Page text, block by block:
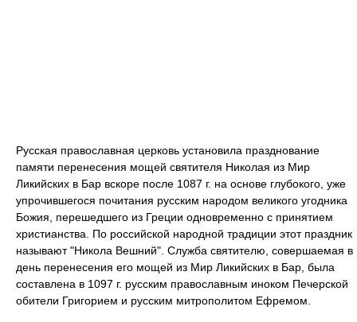
Русская православная церковь установила празднование
памяти перенесения мощей святителя Николая из Мир
Ликийских в Бар вскоре после 1087 г. на основе глубокого, уже
упрочившегося почитания русским народом великого угодника
Божия, перешедшего из Греции одновременно с принятием
христианства. По российской народной традиции этот праздник
называют "Никола Вешний". Служба святителю, совершаемая в
день перенесения его мощей из Мир Ликийских в Бар, была
составлена в 1097 г. русским православным иноком Печерской
обители Григорием и русским митрополитом Ефремом.